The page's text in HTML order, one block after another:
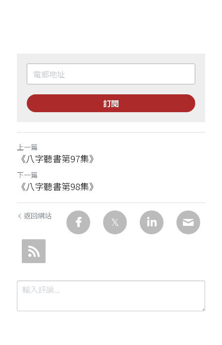
訂閱
上一篇
《八字聽書第97集》
下一篇
《八字聽書第98集》
返回網站